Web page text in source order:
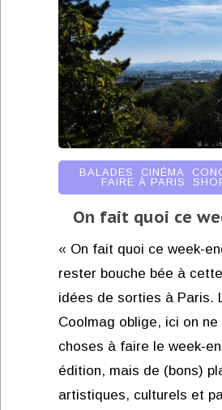
BALADES CINÉMA
FAIRE À PARIS,
On fait quoi ce
« On fait quoi ce week-
rester bouche bée à
idées de sorties à Paris.
Coolmag oblige, ici on
choses à faire le week-
édition, mais de (bons)
artistiques, culturels et